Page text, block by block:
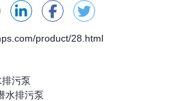
product/28.html
污泵
水排污泵